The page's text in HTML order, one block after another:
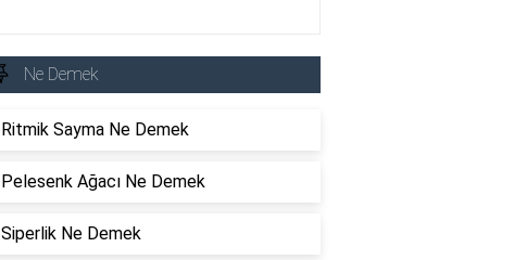
Ne Demek
Ritmik Sayma Ne Demek
Pelesenk Ağacı Ne Demek
Siperlik Ne Demek